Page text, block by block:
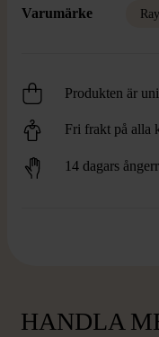
Varumärke
Produkten är
Fri frakt på alla
14 dagars
HANDLA